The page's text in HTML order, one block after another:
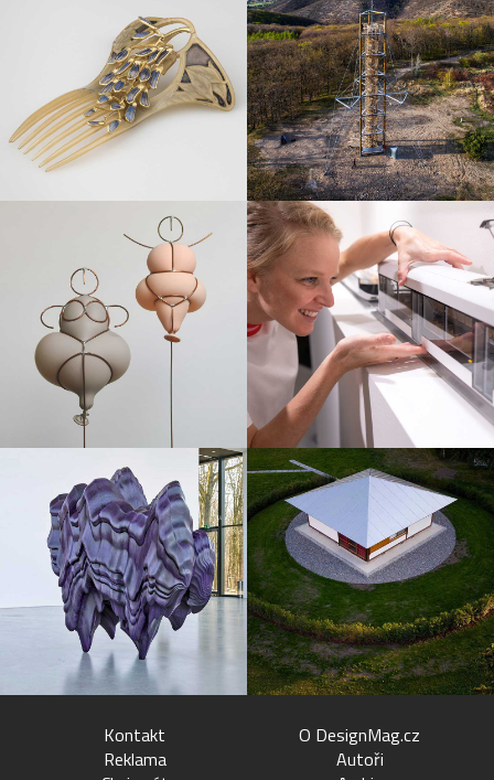
Kontakt
Reklama
O DesignMag.cz
Autoři